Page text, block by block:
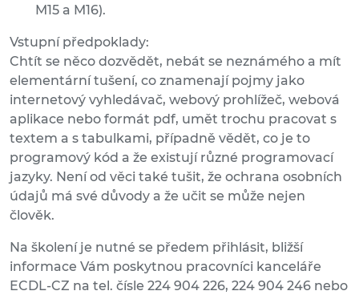
M15 a M16).
Vstupní předpoklady:
Chtít se něco dozvědět, nebát se neznámého a mít
elementární tušení, co znamenají pojmy jako
internetový vyhledávač, webový prohlížeč, webová
aplikace nebo formát pdf, umět trochu pracovat s
textem a s tabulkami, případně vědět, co je to
programový kód a že existují různé programovací
jazyky. Není od věci také tušit, že ochrana osobních
údajů má své důvody a že učit se může nejen
člověk.
Na školení je nutné se předem přihlásit, bližší
informace Vám poskytnou pracovníci kanceláře
ECDL-CZ na tel. čísle 224 904 226, 224 904 246 nebo